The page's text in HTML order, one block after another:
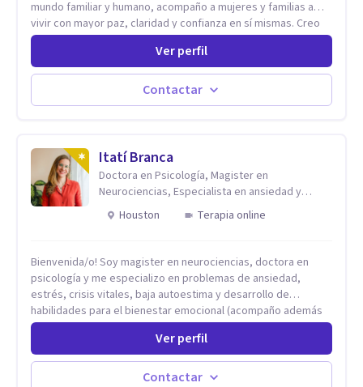
mundo familiar y humano, acompaño a mujeres y familias a
vivir con mayor paz, claridad y confianza en sí mismas. Creo
profundamente que la vida está hecha de etapas, y que cada
ciclo —personal, emocional, espiritual y familiar— trae
oportunidades de crecimiento. Por eso utilizo una
combinación de psicología positiva, enfoque humanista,
herramientas contemporáneas de bienestar mental y
eres. Mi misión es ayudarte a ordenar tu mundo interior, sanar
lo que aún pesa, fortalecer tu autoestima, transformar la
relación contigo misma y con quienes amas, y enseñarte
herramientas prácticas para navegar la vida familiar con amor,
límites sanos, serenidad y propósito. Trabajo desde una
terapéuticos transformadores, cálidos y profundamente
humanos. Te acompaño a encontrar claridad, paz y propósito
en cada etapa de tu vida.
Ver perfil
Contactar
Itatí Branca
Doctora en Psicología, Magister en
Neurociencias, Especialista en ansiedad y
mindfulness
Houston Terapia online
Bienvenida/o! Soy magister en neurociencias, doctora en
psicología y me especializo en problemas de ansiedad,
estrés, crisis vitales, baja autoestima y desarrollo de
habilidades para el bienestar emocional (acompaño además
problemáticas como la desregulación emocional, tendencias
perfeccionistas, liderazgo, problemas de sueño, depresión,
entre otras).
Ver perfil
Contactar